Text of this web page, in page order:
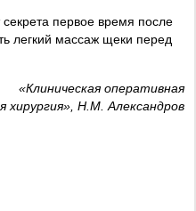
первое время после
легкий массаж щеки перед
«Клиническая оперативная
хирургия», Н.М. Александров